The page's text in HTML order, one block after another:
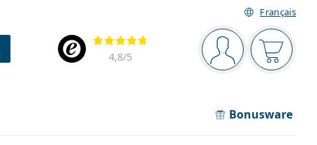
Français
Navigationsleiste
Sie sind Der
Bewertung
4,8/5
Bonusware